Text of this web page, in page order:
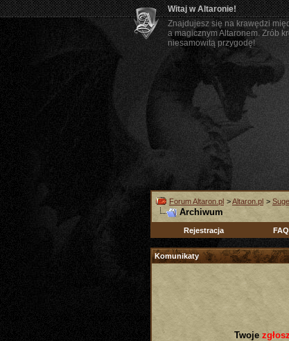
Witaj w Altaronie!
Znajdujesz się na krawędzi
a magicznym Altaronem. Zrób
niesamowitą przygodę!
Forum Altaron.pl >Altaron.pl >
Archiwum
Rejestracja FAQ
Komunikaty
Twoje